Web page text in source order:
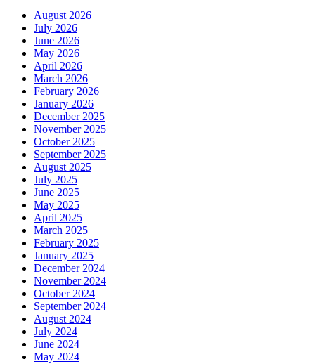
August 2026
July 2026
June 2026
May 2026
April 2026
March 2026
February 2026
January 2026
December 2025
November 2025
October 2025
September 2025
August 2025
July 2025
June 2025
May 2025
April 2025
March 2025
February 2025
January 2025
December 2024
November 2024
October 2024
September 2024
August 2024
July 2024
June 2024
May 2024